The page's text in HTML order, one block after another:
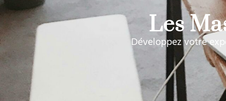
Les
Développez votre